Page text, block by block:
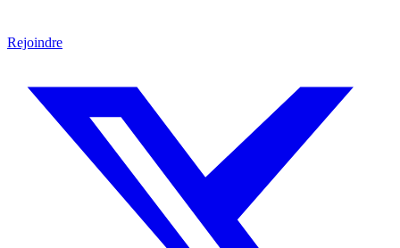
Rejoindre